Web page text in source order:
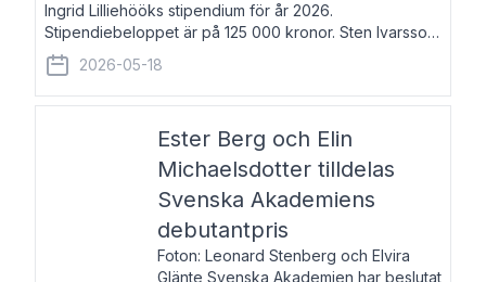
Ingrid Lilliehööks stipendium för år 2026.
Stipendiebeloppet är på 125 000 kronor. Sten Ivarsson,
född 1979, är mediateksamordnare vid
Söderslättsgymnasiet i Trelleborg. Här har han på
2026-05-18
Ester Berg och Elin
Michaelsdotter tilldelas
Svenska Akademiens
debutantpris
Foton: Leonard Stenberg och Elvira
Glänte Svenska Akademien har beslutat